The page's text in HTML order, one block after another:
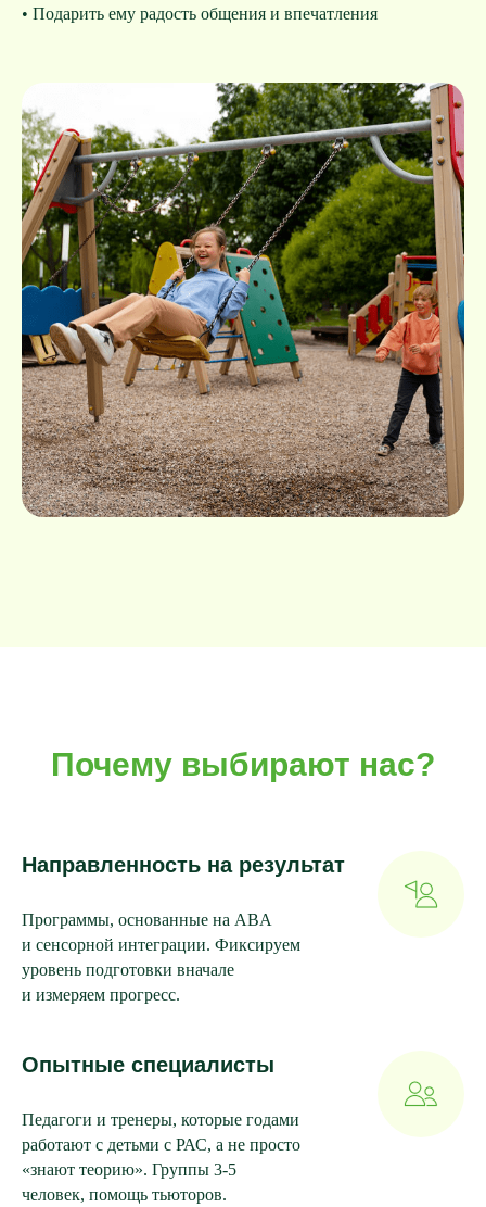
• Подарить ему радость общения и впечатления
Почему выбирают нас?
Направленность на результат
Программы, основанные на ABA
и сенсорной интеграции. Фиксируем
уровень подготовки вначале
и измеряем прогресс.
Опытные специалисты
Педагоги и тренеры, которые годами
работают с детьми с РАС, а не просто
«знают теорию». Группы 3-5
человек, помощь тьюторов.